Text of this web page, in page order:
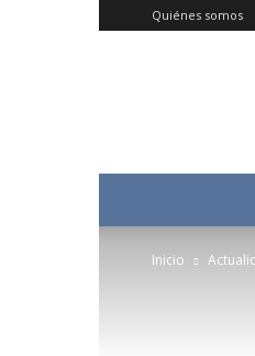
Quiénes somos
Inicio